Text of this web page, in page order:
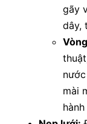
gãy
dây,
mài